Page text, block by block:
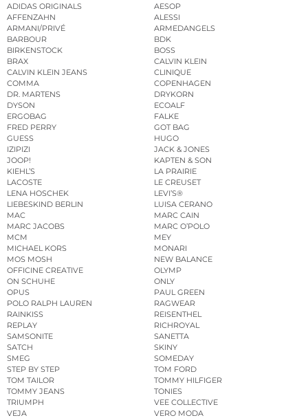
ADIDAS ORIGINALS
AESOP
AFFENZAHN
ALESSI
ARMANI/PRIVÉ
ARMEDANGELS
BARBOUR
BDK
BIRKENSTOCK
BOSS
BRAX
CALVIN KLEIN
CALVIN KLEIN JEANS
CLINIQUE
COMMA
COPENHAGEN
DR. MARTENS
DRYKORN
DYSON
ECOALF
ERGOBAG
FALKE
FRED PERRY
GOT BAG
GUESS
HUGO
IZIPIZI
JACK & JONES
JOOP!
KAPTEN & SON
KIEHL’S
LA PRAIRIE
LACOSTE
LE CREUSET
LENA HOSCHEK
LEVI’S®
LIEBESKIND BERLIN
LUISA CERANO
MAC
MARC CAIN
MARC JACOBS
MARC O’POLO
MCM
MEY
MICHAEL KORS
MONARI
MOS MOSH
NEW BALANCE
OFFICINE CREATIVE
OLYMP
ON SCHUHE
ONLY
OPUS
PAUL GREEN
POLO RALPH LAUREN
RAGWEAR
RAINKISS
REISENTHEL
REPLAY
RICHROYAL
SAMSONITE
SANETTA
SATCH
SKINY
SMEG
SOMEDAY
STEP BY STEP
TOM FORD
TOM TAILOR
TOMMY HILFIGER
TOMMY JEANS
TONIES
TRIUMPH
VEE COLLECTIVE
VEJA
VERO MODA